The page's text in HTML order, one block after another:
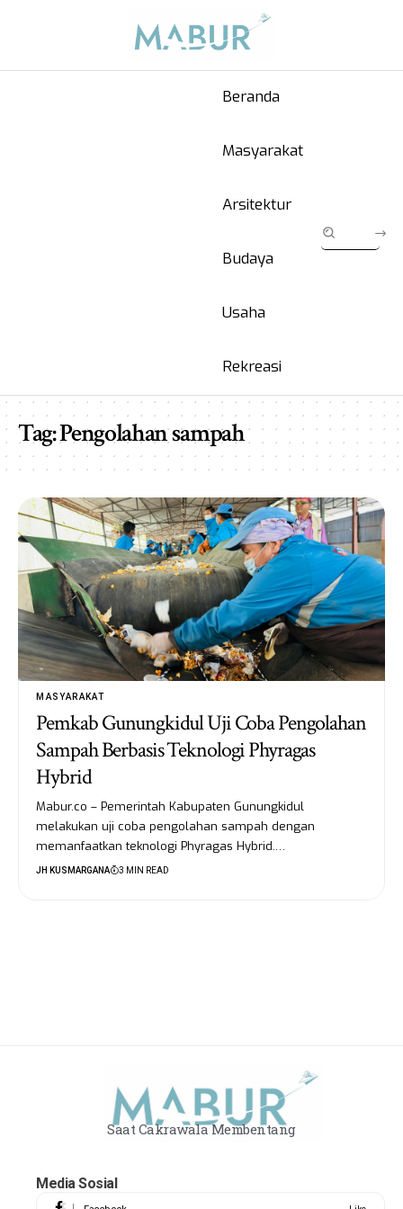
Beranda
Masyarakat
Arsitektur
Budaya
Usaha
Rekreasi
Tag:Pengolahan sampah
MASYARAKAT
Pemkab Gunungkidul Uji Coba Pengolahan
Sampah Berbasis Teknologi Phyragas
Hybrid
Mabur.co – Pemerintah Kabupaten Gunungkidul
melakukan uji coba pengolahan sampah dengan
memanfaatkan teknologi Phyragas Hybrid.…
JH KUSMARGANA 3 MIN READ
Saat Cakrawala Membentang
Media Sosial